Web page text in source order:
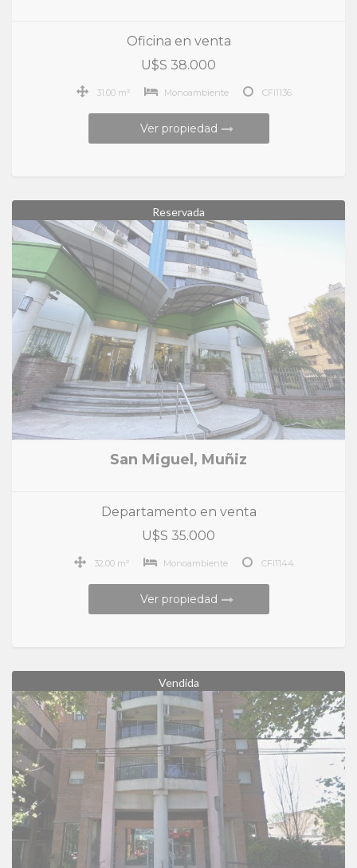
Oficina en venta
U$S 38.000
31.00 m² Monoambiente CFI1136
Ver propiedad
Reservada
San Miguel, Muñiz
Departamento en venta
U$S 35.000
32.00 m² Monoambiente CFI1144
Ver propiedad
Vendida